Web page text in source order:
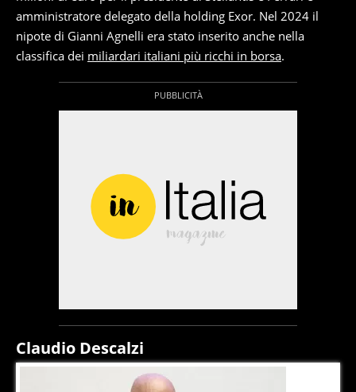
amministratore delegato della holding Exor. Nel 2024 il
nipote di Gianni Agnelli era stato inserito anche nella
classifica dei miliardari italiani più ricchi in borsa.
Claudio Descalzi